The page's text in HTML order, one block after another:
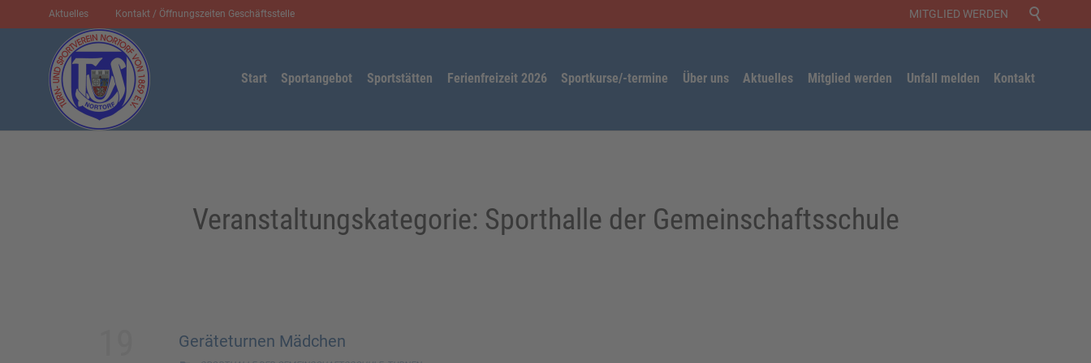
Aktuelles Kontakt / Öffnungszeiten Geschäftsstelle MITGLIED WERDEN 
Start Sportangebot Sportstätten Ferienfreizeit 2026 Sportkurse/-termine Über uns Aktuelles Mitglied werden Unfall melden Kontakt
Veranstaltungskategorie: Sporthalle der Gemeinschaftsschule
Geräteturnen Mädchen